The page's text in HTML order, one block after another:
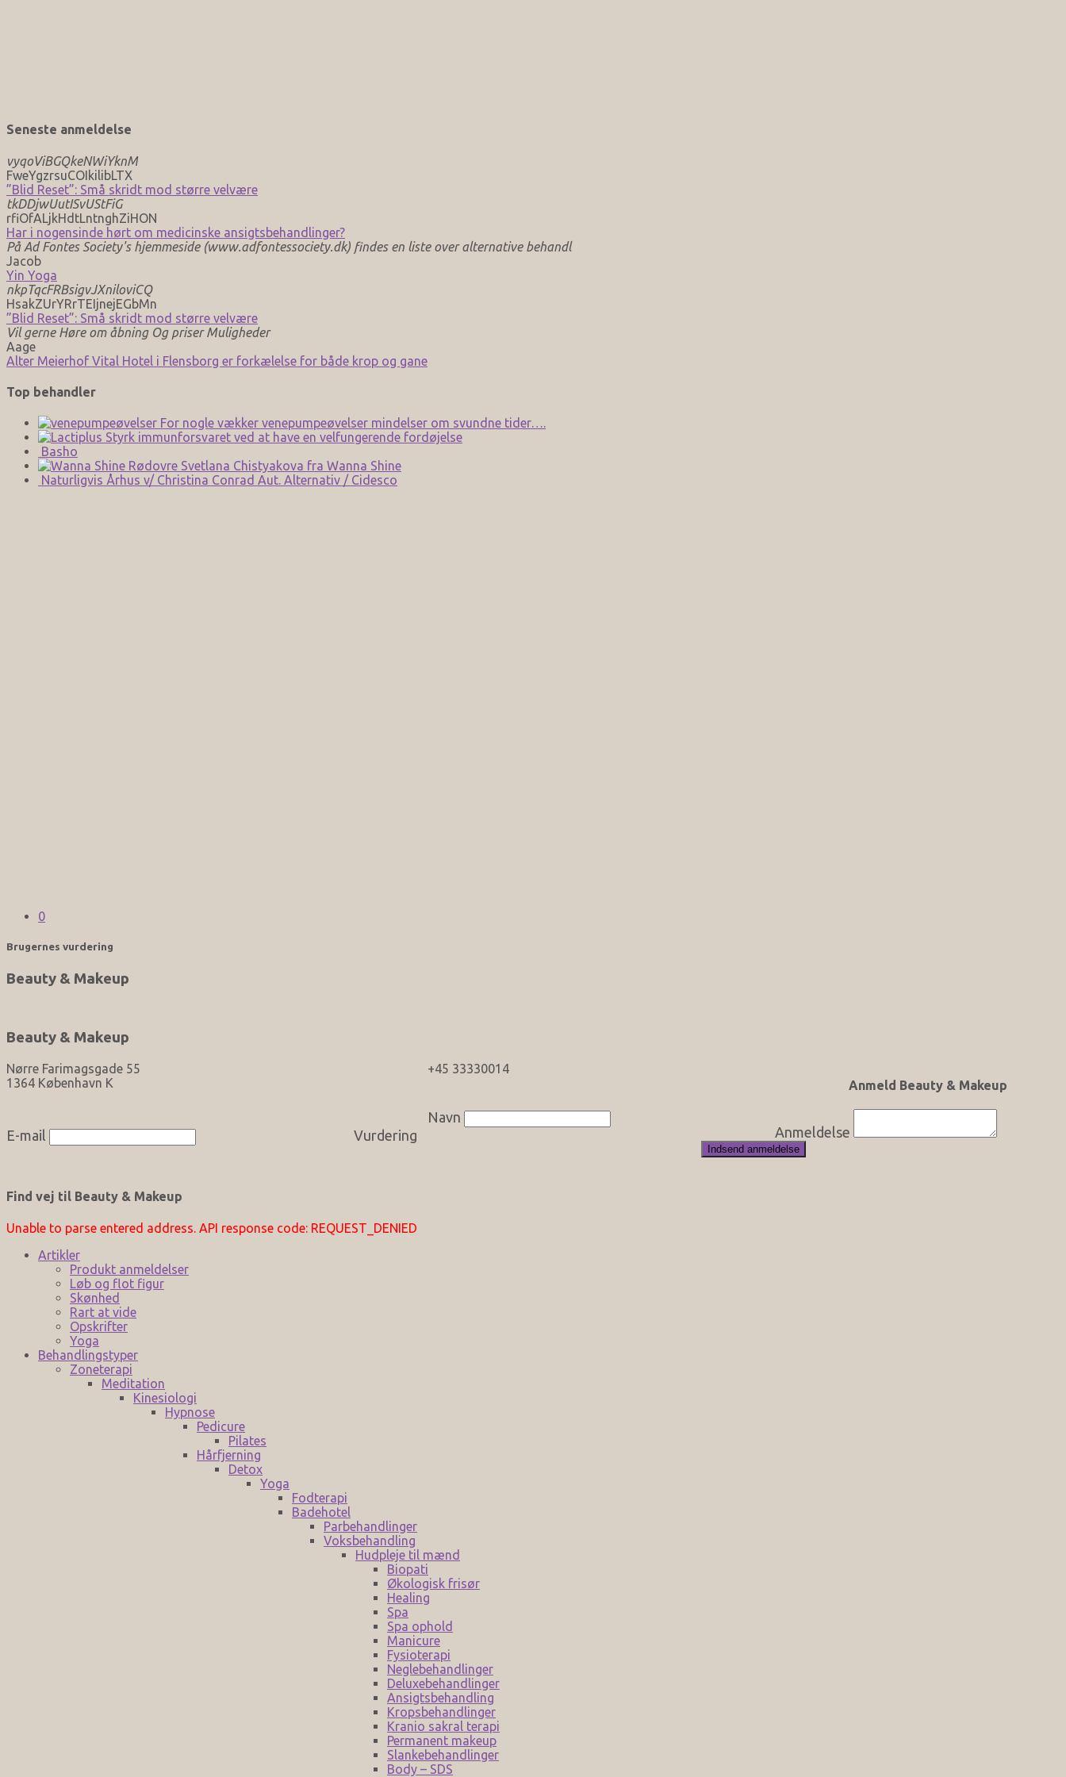
Seneste anmeldelse
vyqoViBGQkeNWiYknM
FweYgzrsuCOIkilibLTX
”Blid Reset”: Små skridt mod større velvære
tkDDjwUutISvUStFiG
rfiOfALjkHdtLntnghZiHON
Har i nogensinde hørt om medicinske ansigtsbehandlinger?
På Ad Fontes Society's hjemmeside (www.adfontessociety.dk) findes en liste over alternative behandl
Jacob
Yin Yoga
nkpTqcFRBsigvJXniloviCQ
HsakZUrYRrTEIjnejEGbMn
”Blid Reset”: Små skridt mod større velvære
Vil gerne Høre om åbning Og priser Muligheder
Aage
Alter Meierhof Vital Hotel i Flensborg er forkælelse for både krop og gane
Top behandler
For nogle vækker venepumpeøvelser mindelser om svundne tider….
Styrk immunforsvaret ved at have en velfungerende fordøjelse
Basho
Svetlana Chistyakova fra Wanna Shine
Naturligvis Århus v/ Christina Conrad Aut. Alternativ / Cidesco
0
Brugernes vurdering
Beauty & Makeup
Beauty & Makeup
Nørre Farimagsgade 55
1364 København K
+45 33330014
Anmeld Beauty & Makeup
Navn
E-mail
Vurdering Anmeldelse
Find vej til Beauty & Makeup
Unable to parse entered address. API response code: REQUEST_DENIED
Artikler
Produkt anmeldelser
Løb og flot figur
Skønhed
Rart at vide
Opskrifter
Yoga
Behandlingstyper
Zoneterapi
Meditation
Kinesiologi
Hypnose
Pedicure
Pilates
Hårfjerning
Detox
Yoga
Fodterapi
Badehotel
Parbehandlinger
Voksbehandling
Hudpleje til mænd
Biopati
Økologisk frisør
Healing
Spa
Spa ophold
Manicure
Fysioterapi
Neglebehandlinger
Deluxebehandlinger
Ansigtsbehandling
Kropsbehandlinger
Kranio sakral terapi
Permanent makeup
Slankebehandlinger
Body – SDS